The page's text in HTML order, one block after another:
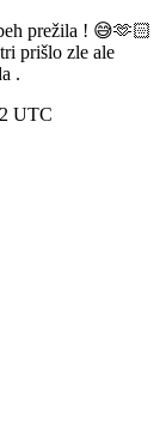
prežila ! 😅🫶🏻
prišlo zle ale
.
UTC